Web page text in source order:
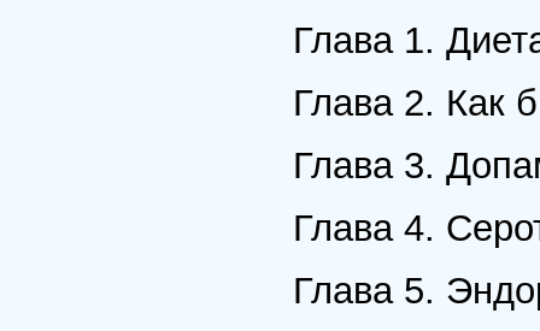
Глава 1.
Глава 2. Как
Глава 3.
Глава 4.
Глава 5.